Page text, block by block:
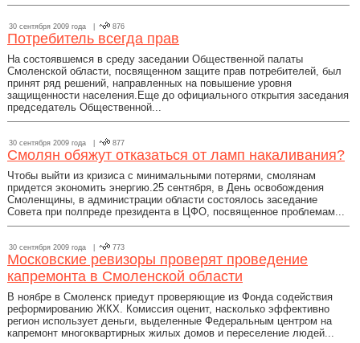
30 сентября 2009 года | 876
Потребитель всегда прав
На состоявшемся в среду заседании Общественной палаты
Смоленской области, посвященном защите прав потребителей, был
принят ряд решений, направленных на повышение уровня
защищенности населения.Еще до официального открытия заседания
председатель Общественной...
30 сентября 2009 года | 877
Смолян обяжут отказаться от ламп накаливания?
Чтобы выйти из кризиса с минимальными потерями, смолянам
придется экономить энергию.25 сентября, в День освобождения
Смоленщины, в администрации области состоялось заседание
Совета при полпреде президента в ЦФО, посвященное проблемам...
30 сентября 2009 года | 773
Московские ревизоры проверят проведение
капремонта в Смоленской области
В ноябре в Смоленск приедут проверяющие из Фонда содействия
реформированию ЖКХ. Комиссия оценит, насколько эффективно
регион использует деньги, выделенные Федеральным центром на
капремонт многоквартирных жилых домов и переселение людей...